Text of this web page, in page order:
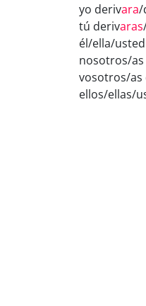
yo derivara/
tú derivaras
él/ella/
nosotros/
vosotros/as
ellos/ellas/